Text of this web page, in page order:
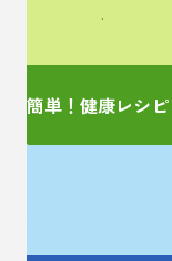
簡単レシピをご紹介！
簡単！健康レシピ